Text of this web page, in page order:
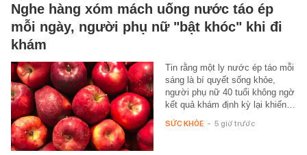
Nghe hàng xóm mách uống nước táo ép
mỗi ngày, người phụ nữ "bật khóc" khi đi
khám
Tin rằng một ly nước ép táo mỗi
sáng là bí quyết sống khỏe,
người phụ nữ 40 tuổi không ngờ
kết quả khám định kỳ lại khiến…
SỨC KHỎE - 5 giờ trước